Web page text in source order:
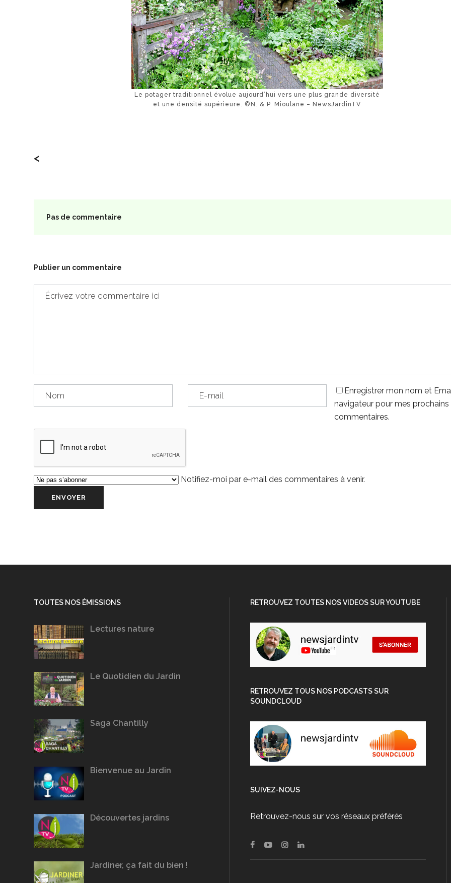
Le potager traditionnel évolue aujourd’hui vers une plus grande diversité
et une densité supérieure. ©N. & P. Mioulane – NewsJardinTV
<
Pas de commentaire
Publier un commentaire
Enregistrer mon nom et
navigateur pour mes prochains
commentaires.
Notifiez-moi par e-mail des commentaires à venir.
TOUTES NOS ÉMISSIONS
Lectures nature
Le Quotidien du Jardin
Saga Chantilly
Bienvenue au Jardin
Découvertes jardins
Jardiner, ça fait du bien !
RETROUVEZ TOUTES NOS VIDEOS SUR YOUTUBE
RETROUVEZ TOUS NOS PODCASTS SUR
SOUNDCLOUD
SUIVEZ-NOUS
Retrouvez-nous sur vos réseaux préférés